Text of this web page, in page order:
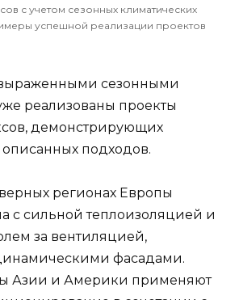
с учетом сезонных климатических
успешной реализации проектов
сезонными
реализованы проекты
демонстрирующих
подходов.
регионах Европы
с сильной теплоизоляцией и
за вентиляцией,
фасадами.
Азии и Америки применяют